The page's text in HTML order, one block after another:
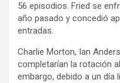
56 episodios. Fried se
año pasado y concedió
entradas.
Charlie Morton, Ian
completarían la rotación
embargo, debido a un día